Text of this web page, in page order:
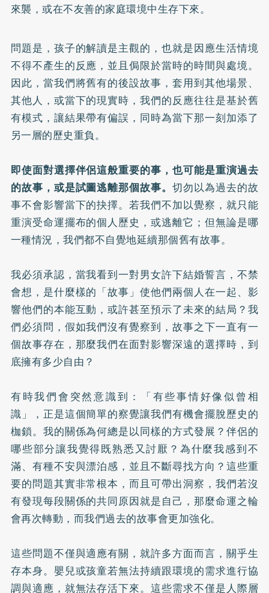
來襲，或在不友善的家庭環境中生存下來。
問題是，孩子的解讀是主觀的，也就是因應生活情境
不得不產生的反應，並且侷限於當時的時間與處境。
因此，當我們將舊有的後設故事，套用到其他場景、
其他人，或當下的現實時，我們的反應往往是基於舊
有模式，讓結果帶有偏誤，同時為當下那一刻加添了
另一層的歷史重負。
即使面對選擇伴侶這般重要的事，也可能是重演過去
的故事，或是試圖逃離那個故事。切勿以為過去的故
事不會影響當下的抉擇。若我們不加以覺察，就只能
重演受命運擺布的個人歷史，或逃離它；但無論是哪
一種情況，我們都不自覺地延續那個舊有故事。
我必須承認，當我看到一對男女許下結婚誓言，不禁
會想，是什麼樣的「故事」使他們兩個人在一起、影
響他們的本能互動，或許甚至預示了未來的結局？我
們必須問，假如我們沒有覺察到，故事之下一直有一
個故事存在，那麼我們在面對影響深遠的選擇時，到
底擁有多少自由？
有時我們會突然意識到：「有些事情好像似曾相
識」，正是這個簡單的察覺讓我們有機會擺脫歷史的
枷鎖。我的關係為何總是以同樣的方式發展？伴侶的
哪些部分讓我覺得既熟悉又討厭？為什麼我感到不
滿、有種不安與漂泊感，並且不斷尋找方向？這些重
要的問題其實非常根本，而且可帶出洞察，我們若沒
有發現每段關係的共同原因就是自己，那麼命運之輪
會再次轉動，而我們過去的故事會更加強化。
這些問題不僅與適應有關，就許多方面而言，關乎生
存本身。嬰兒或孩童若無法持續跟環境的需求進行協
調與適應，就無法存活下來。這些需求不僅是人際層